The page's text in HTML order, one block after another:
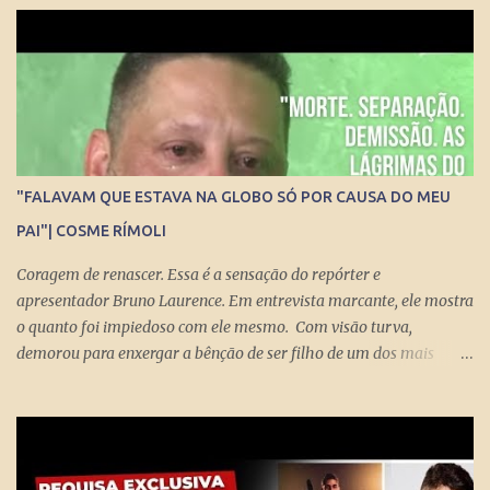
essa democracia funcione bem.
"FALAVAM QUE ESTAVA NA GLOBO SÓ POR CAUSA DO MEU
PAI"| COSME RÍMOLI
Coragem de renascer. Essa é a sensação do repórter e
apresentador Bruno Laurence. Em entrevista marcante, ele mostra
o quanto foi impiedoso com ele mesmo. Com visão turva,
demorou para enxergar a bênção de ser filho de um dos mais
Grandes Momentos do Esporte e Cartão Verde, entre inúmeros
feitos. Bruno queria fugir da comparação. Tentou ser jogador de